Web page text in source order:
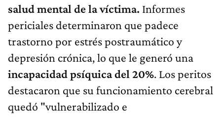
salud mental de la víctima. Informes
periciales determinaron que padece
trastorno por estrés postraumático y
depresión crónica, lo que le generó una
incapacidad psíquica del 20%. Los peritos
destacaron que su funcionamiento cerebral
quedó "vulnerabilizado e